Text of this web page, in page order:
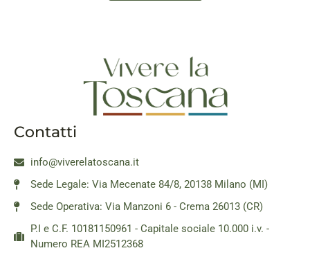
Contatti
info@viverelatoscana.it
Sede Legale: Via Mecenate 84/8, 20138 Milano (MI)
Sede Operativa: Via Manzoni 6 - Crema 26013 (CR)
P.I e C.F. 10181150961 - Capitale sociale 10.000 i.v. -
Numero REA MI2512368